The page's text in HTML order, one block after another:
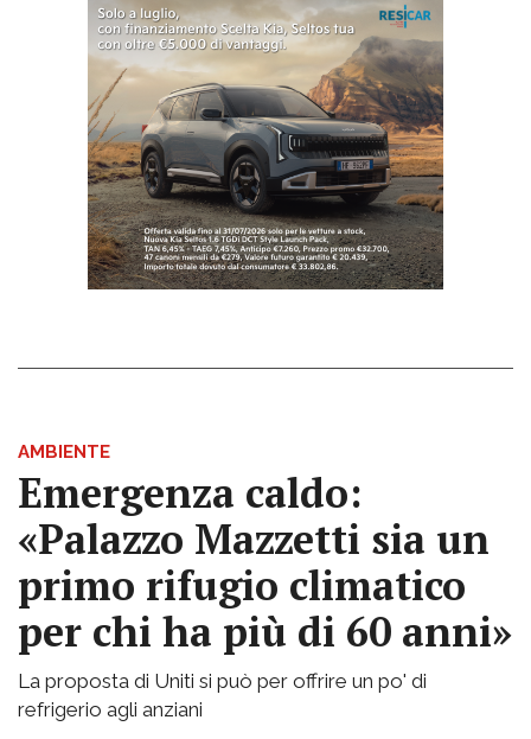
AMBIENTE
Emergenza caldo:
«Palazzo Mazzetti sia un
primo rifugio climatico
per chi ha più di 60 anni»
La proposta di Uniti si può per offrire un po' di
refrigerio agli anziani